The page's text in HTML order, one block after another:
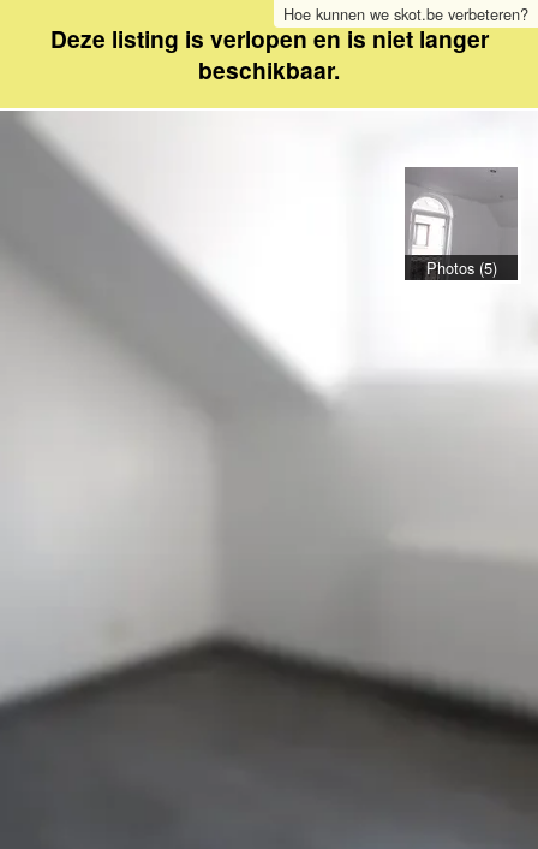
Hoe kunnen we skot.be verbeteren?
Deze listing is verlopen en is niet langer
beschikbaar.